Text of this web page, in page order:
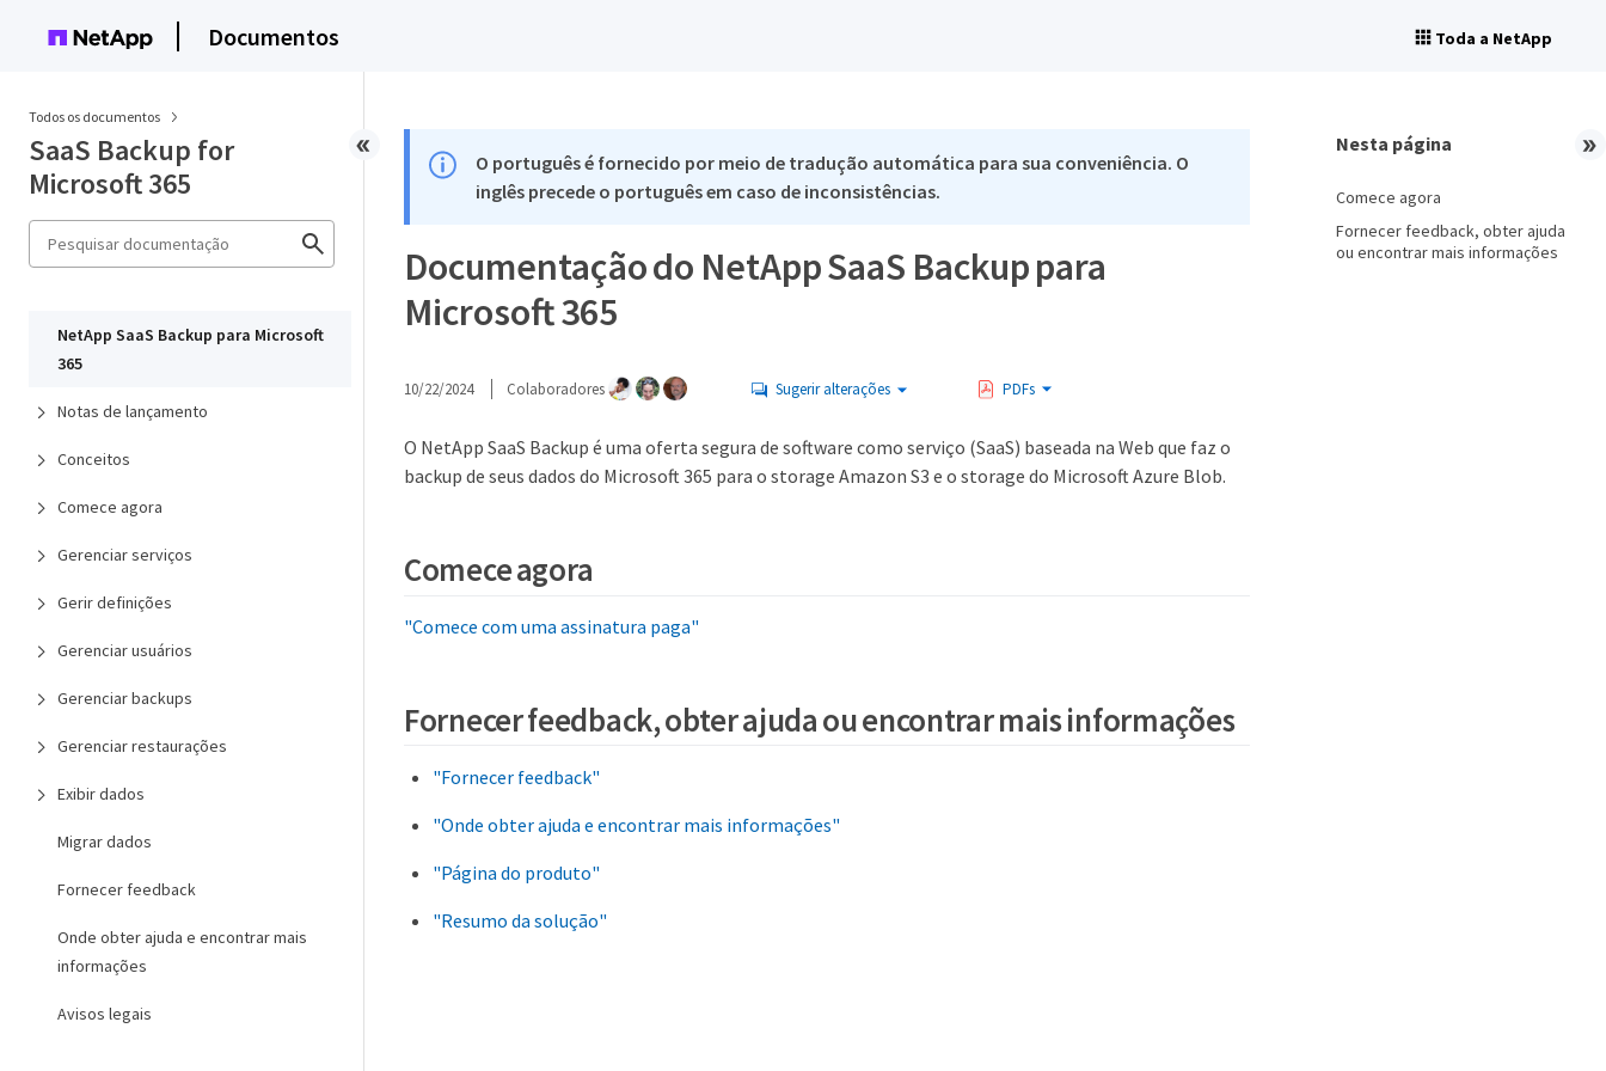
Documentos Toda a NetApp
Todos os documentos
SaaS Backup for
Microsoft 365
NetApp SaaS Backup para Microsoft
365
Notas de lançamento
Conceitos
Comece agora
Gerenciar serviços
Gerir definições
Gerenciar usuários
Gerenciar backups
Gerenciar restaurações
Exibir dados
Migrar dados
Fornecer feedback
Onde obter ajuda e encontrar mais
informações
Avisos legais
O português é fornecido por meio de tradução automática para sua conveniência. O
inglês precede o português em caso de inconsistências.
Documentação do NetApp SaaS Backup para
Microsoft 365
10/22/2024 Colaboradores Sugerir alterações PDFs
O NetApp SaaS Backup é uma oferta segura de software como serviço (SaaS) baseada na Web que faz o
backup de seus dados do Microsoft 365 para o storage Amazon S3 e o storage do Microsoft Azure Blob.
Comece agora
"Comece com uma assinatura paga"
Fornecer feedback, obter ajuda ou encontrar mais informações
"Fornecer feedback"
"Onde obter ajuda e encontrar mais informações"
"Página do produto"
"Resumo da solução"
Nesta página
Comece agora
Fornecer feedback, obter ajuda
ou encontrar mais informações